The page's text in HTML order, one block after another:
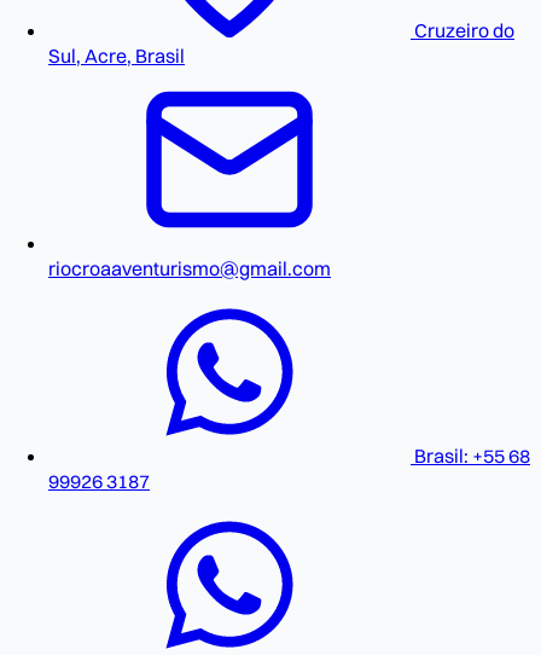
Cruzeiro do
Sul, Acre, Brasil
riocroaaventurismo@gmail.com
Brasil: +55 68
99926 3187